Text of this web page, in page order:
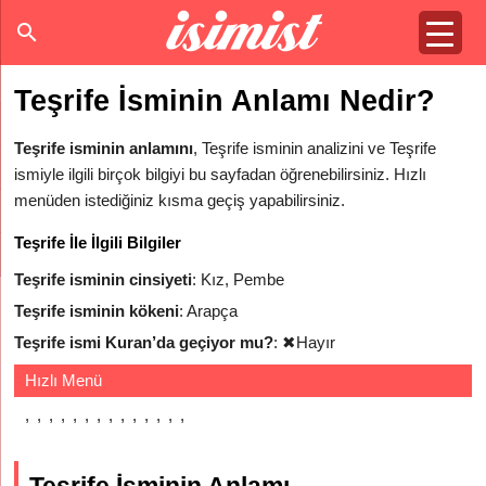
Teşrife İsminin Anlamı Nedir?
Teşrife isminin anlamını, Teşrife isminin analizini ve Teşrife
ismiyle ilgili birçok bilgiyi bu sayfadan öğrenebilirsiniz. Hızlı
menüden istediğiniz kısma geçiş yapabilirsiniz.
Teşrife İle İlgili Bilgiler
Teşrife isminin cinsiyeti: Kız, Pembe
Teşrife isminin kökeni: Arapça
Teşrife ismi Kuran’da geçiyor mu?: ✖Hayır
Hızlı Menü